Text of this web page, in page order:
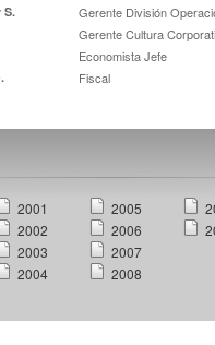
S. Gerente División
Gerente Cultura
Economista Jefe
Fiscal
2001
2002
2003
2004
2005
2006
2007
2008